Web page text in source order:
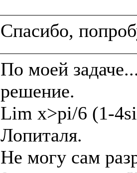
По моей
решение.
Lim x>pi/6 (1-
Лопиталя.
Не могу сам